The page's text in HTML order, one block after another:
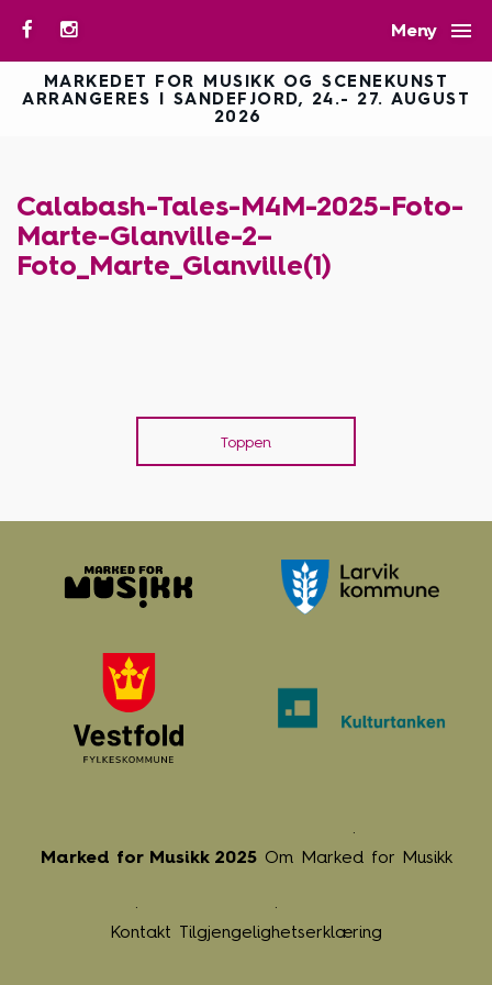
Meny 
MARKEDET FOR MUSIKK OG SCENEKUNST
ARRANGERES I SANDEFJORD, 24.- 27. AUGUST
2026
Calabash-Tales-M4M-2025-Foto-
Marte-Glanville-2–
Foto_Marte_Glanville(1)
Toppen
Marked for Musikk 2025 Om Marked for Musikk
Kontakt Tilgjengelighetserklæring